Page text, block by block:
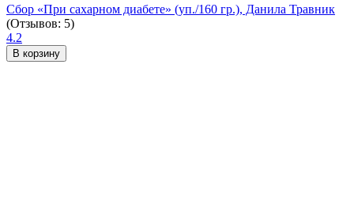
Сбор «При сахарном диабете» (уп./160 гр.), Данила Травник
(Отзывов: 5)
4.2
В корзину